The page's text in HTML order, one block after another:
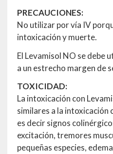
PRECAUCIONES:
No utilizar por vía IV
intoxicación y muerte.
El Levamisol NO se debe
a un estrecho margen de
TOXICIDAD:
La intoxicación con
similares a la
es decir signos
excitación, tremores
pequeñas especies,